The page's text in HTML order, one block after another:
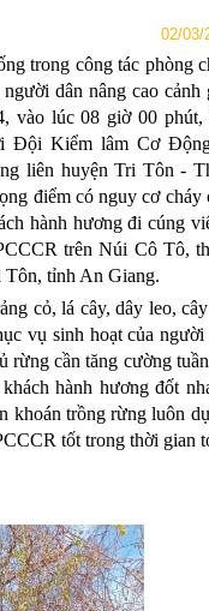
02/03/
trong công tác phòng
dân nâng cao cảnh
vào lúc 08 giờ 00 phút,
Đội Kiểm lâm Cơ
liên huyện Tri Tôn -
điểm có nguy cơ cháy
hành hương đi cúng
trên Núi Cô Tô,
tỉnh An Giang.
cỏ, lá cây, dây leo,
vụ sinh hoạt của người
cần tăng cường
hành hương đốt
khoán trồng rừng luôn
tốt trong thời gian